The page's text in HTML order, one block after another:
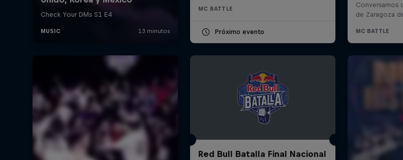
MC BATTLE
Próximo evento
Red Bull Batalla Final Nacional